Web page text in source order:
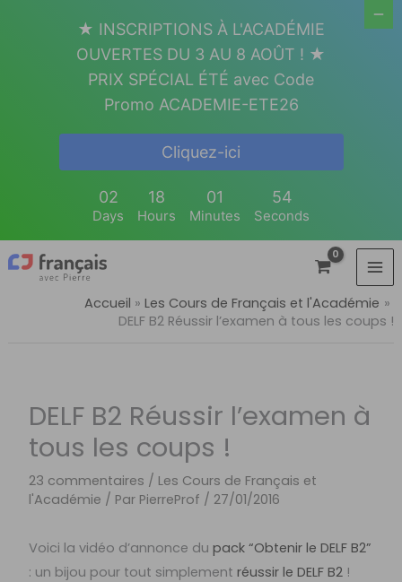
Accueil
Les Cours de Français et l'Académie
DELF B2 Réussir l’examen à tous les coups !
DELF B2 Réussir l’examen à
tous les coups !
23 commentaires / Les Cours de Français et
l'Académie / Par PierreProf / 27/01/2016
Voici la vidéo d’annonce dupack “Obtenir le DELF B2”
: un bijou pour tout simplementréussir le DELF B2 !
★ INSCRIPTIONS À L'ACADÉMIE
OUVERTES DU 3 AU 8 AOÛT ! ★
PRIX SPÉCIAL ÉTÉ avec Code
Promo ACADEMIE-ETE26
Cliquez-ici
02
Days
18
Hours
01
Minutes
53
Seconds